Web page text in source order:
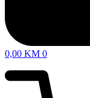
0,00 KM 0